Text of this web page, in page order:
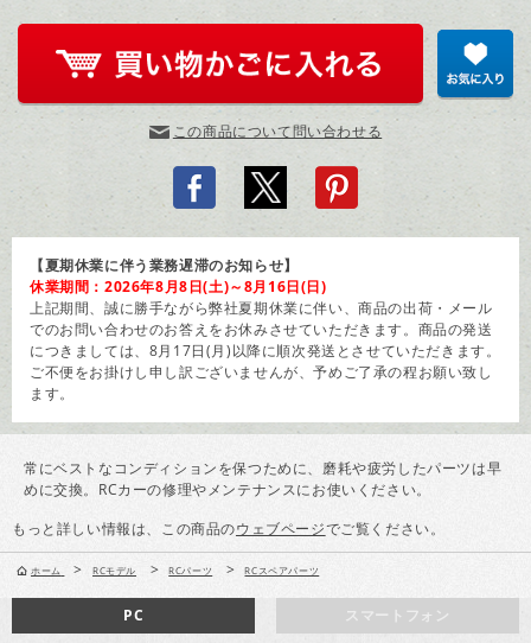
この商品について問い合わせる
【夏期休業に伴う業務遅滞のお知らせ】
休業期間：2026年8月8日(土)～8月16日(日)
上記期間、誠に勝手ながら弊社夏期休業に伴い、商品の出荷・メール
でのお問い合わせのお答えをお休みさせていただきます。商品の発送
につきましては、8月17日(月)以降に順次発送とさせていただきます。
ご不便をお掛けし申し訳ございませんが、予めご了承の程お願い致し
ます。
常にベストなコンディションを保つために、磨耗や疲労したパーツは早
めに交換。RCカーの修理やメンテナンスにお使いください。
もっと詳しい情報は、この商品のウェブページでご覧ください。
ホーム > RCモデル > RCパーツ > RCスペアパーツ
スマートフォン
PC